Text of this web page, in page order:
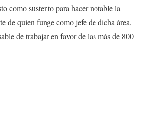
como sustento para hacer notable la
de quien funge como jefe de dicha área,
de trabajar en favor de las más de 800